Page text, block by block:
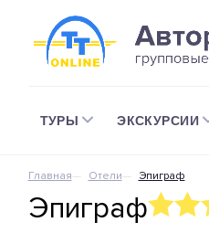
ТУРЫ ЭКСКУРСИИ
Главная Отели Эпиграф
Эпиграф